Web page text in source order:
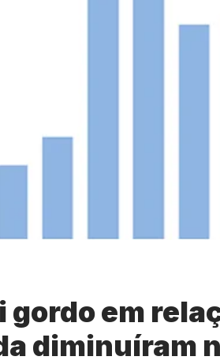
gordo em
diminuíram